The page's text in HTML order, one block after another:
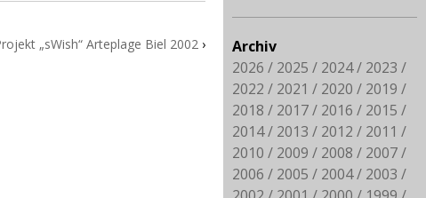
„sWish“ Arteplage Biel 2002›
Archiv
2026
2025 2024
2023
2022
2021 2020
2019
2018
2017 2016
2015
2014
2013 2012
2011
2010
2009 2008
2007
2006
2005 2004
2003